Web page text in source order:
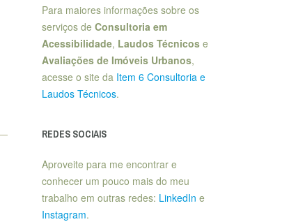
Para maiores informações sobre os
serviços de Consultoria em
Acessibilidade, Laudos Técnicose
Avaliações de Imóveis Urbanos,
acesse o site da Item 6 Consultoria e
Laudos Técnicos.
REDES SOCIAIS
Aproveite para me encontrar e
conhecer um pouco mais do meu
trabalho em outras redes: LinkedIn e
Instagram.